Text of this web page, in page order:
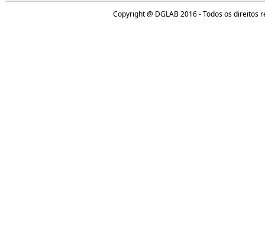
Copyright @ DGLAB 2016 - Todos os